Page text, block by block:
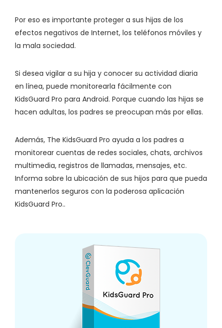
Por eso es importante proteger a sus hijas de los
efectos negativos de Internet, los teléfonos móviles y
la mala sociedad.
Si desea vigilar a su hija y conocer su actividad diaria
en línea, puede monitorearla fácilmente con
KidsGuard Pro para Android. Porque cuando las hijas se
hacen adultas, los padres se preocupan más por ellas.
Además, The KidsGuard Pro ayuda a los padres a
monitorear cuentas de redes sociales, chats, archivos
multimedia, registros de llamadas, mensajes, etc.
Informa sobre la ubicación de sus hijos para que pueda
mantenerlos seguros con la poderosa aplicación
KidsGuard Pro..